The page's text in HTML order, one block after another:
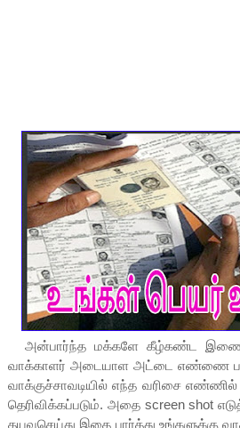
அன்பார்ந்த மக்களே கீழ்கண்ட
வாக்காளர் அடையாள அட்டை எண்ணை
வாக்குச்சாவடியில் எந்த வரிசை
தெரிவிக்கப்படும். அதை screen shot
தயவுசெய்து இதை பார்த்து உங்களுக்கு